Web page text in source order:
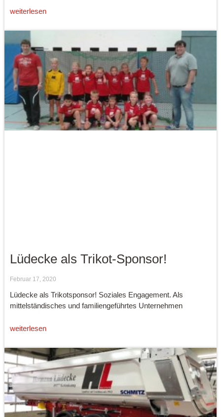
weiterlesen
Lüdecke als Trikot-Sponsor!
Februar 17, 2020
Lüdecke als Trikotsponsor! Soziales Engagement. Als
mittelständisches und familiengeführtes Unternehmen
weiterlesen